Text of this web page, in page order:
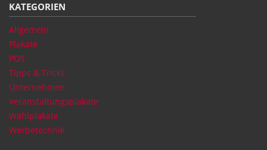
KATEGORIEN
Allgemein
Plakate
POS
Tipps & Tricks
Unternehmen
Veranstaltungsplakate
Wahlplakate
Werbetechnik